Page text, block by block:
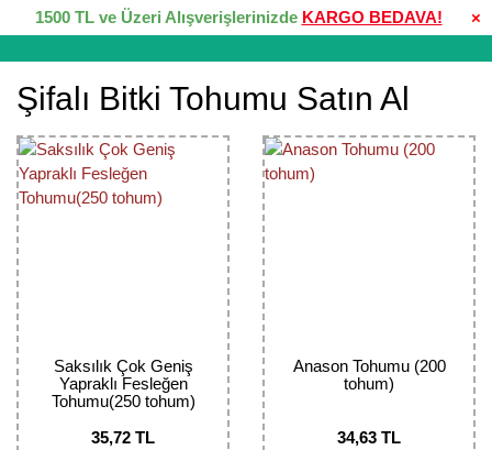
×
1500 TL ve Üzeri Alışverişlerinizde KARGO BEDAVA!
Şifalı Bitki Tohumu Satın Al
Saksılık Çok Geniş
Yapraklı Fesleğen
Tohumu(250 tohum)
35,72 TL
Anason Tohumu (200
tohum)
34,63 TL